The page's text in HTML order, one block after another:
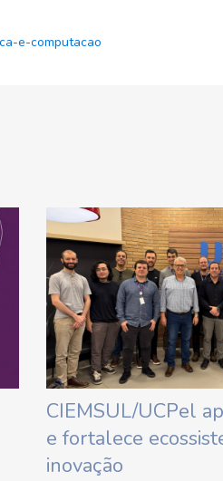
e-computacao
CIEMSUL/UCPel
e fortalece
inovação